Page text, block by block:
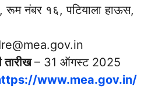
रूम नंबर १६, पटियाला हाऊस,
तारीख– 31 ऑगस्ट 2025
www.mea.gov.in/